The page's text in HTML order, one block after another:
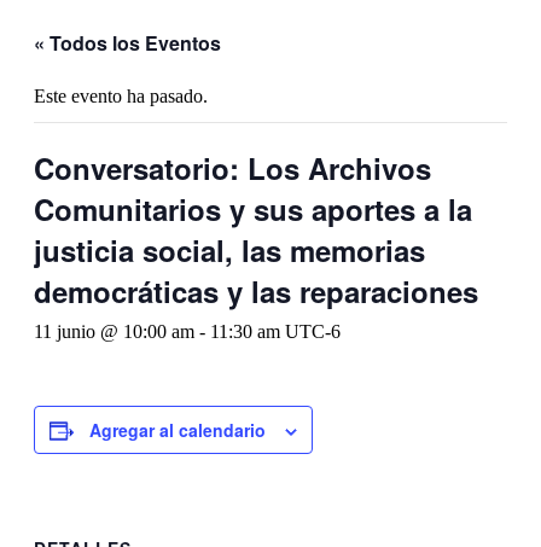
« Todos los Eventos
Este evento ha pasado.
Conversatorio: Los Archivos
Comunitarios y sus aportes a la
justicia social, las memorias
democráticas y las reparaciones
11 junio @ 10:00 am - 11:30 am UTC-6
Agregar al calendario